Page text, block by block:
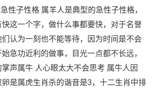
性子性格 属羊人是典型的急性子性格，
这一个字，做什么事都要快，对于名誉
认为一刻也不能等待，因为时间是不会
急功近利的做事，目光一点都不长远，
声属牛 人心眼太大不会思考 属牛人因
是属虎生肖杀的谐音是3，十二生肖中排